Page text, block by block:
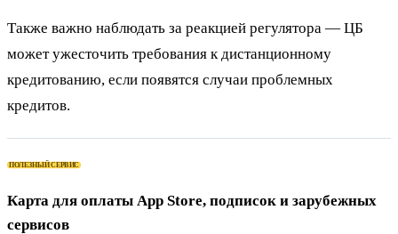
Также важно наблюдать за реакцией регулятора — ЦБ
может ужесточить требования к дистанционному
кредитованию, если появятся случаи проблемных
кредитов.
ПОЛЕЗНЫЙ СЕРВИС
Карта для оплаты App Store, подписок и зарубежных
сервисов